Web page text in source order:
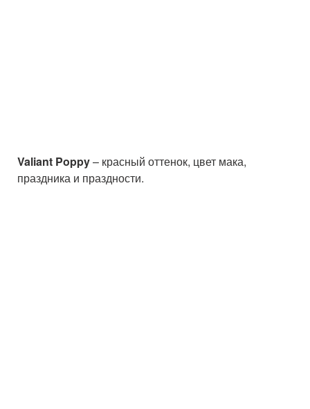
Valiant Poppy– красный оттенок, цвет мака,
праздника и праздности.